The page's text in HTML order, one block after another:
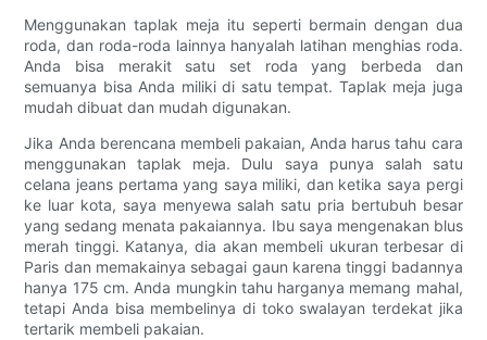
Menggunakan taplak meja itu seperti bermain dengan dua
roda, dan roda-roda lainnya hanyalah latihan menghias roda.
Anda bisa merakit satu set roda yang berbeda dan
semuanya bisa Anda miliki di satu tempat. Taplak meja juga
mudah dibuat dan mudah digunakan.
Jika Anda berencana membeli pakaian, Anda harus tahu cara
menggunakan taplak meja. Dulu saya punya salah satu
celana jeans pertama yang saya miliki, dan ketika saya pergi
ke luar kota, saya menyewa salah satu pria bertubuh besar
yang sedang menata pakaiannya. Ibu saya mengenakan blus
merah tinggi. Katanya, dia akan membeli ukuran terbesar di
Paris dan memakainya sebagai gaun karena tinggi badannya
hanya 175 cm. Anda mungkin tahu harganya memang mahal,
tetapi Anda bisa membelinya di toko swalayan terdekat jika
tertarik membeli pakaian.